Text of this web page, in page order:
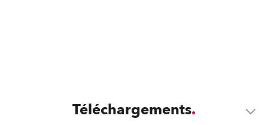
Téléchargements